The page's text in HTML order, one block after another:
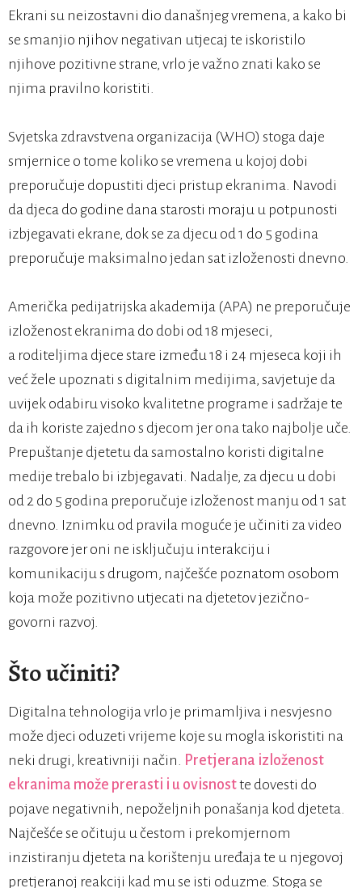
Ekrani su neizostavni dio današnjeg vremena, a kako bi
se smanjio njihov negativan utjecaj te iskoristilo
njihove pozitivne strane, vrlo je važno znati kako se
njima pravilno koristiti.
Svjetska zdravstvena organizacija (WHO) stoga daje
smjernice o tome koliko se vremena u kojoj dobi
preporučuje dopustiti djeci pristup ekranima. Navodi
da djeca do godine dana starosti moraju u potpunosti
izbjegavati ekrane, dok se za djecu od 1 do 5 godina
preporučuje maksimalno jedan sat izloženosti dnevno.
Američka pedijatrijska akademija (APA) ne preporučuje
izloženost ekranima do dobi od 18 mjeseci,
a roditeljima djece stare između 18 i 24 mjeseca koji ih
već žele upoznati s digitalnim medijima, savjetuje da
uvijek odabiru visoko kvalitetne programe i sadržaje te
da ih koriste zajedno s djecom jer ona tako najbolje uče.
Prepuštanje djetetu da samostalno koristi digitalne
medije trebalo bi izbjegavati. Nadalje, za djecu u dobi
od 2 do 5 godina preporučuje izloženost manju od 1 sat
dnevno. Iznimku od pravila moguće je učiniti za video
razgovore jer oni ne isključuju interakciju i
komunikaciju s drugom, najčešće poznatom osobom
koja može pozitivno utjecati na djetetov jezično-
govorni razvoj.
Što učiniti?
Digitalna tehnologija vrlo je primamljiva i nesvjesno
može djeci oduzeti vrijeme koje su mogla iskoristiti na
neki drugi, kreativniji način. Pretjerana izloženost
ekranima može prerasti i u ovisnostte dovesti do
pojave negativnih, nepoželjnih ponašanja kod djeteta.
Najčešće se očituju u čestom i prekomjernom
inzistiranju djeteta na korištenju uređaja te u njegovoj
pretjeranoj reakciji kad mu se isti oduzme. Stoga se